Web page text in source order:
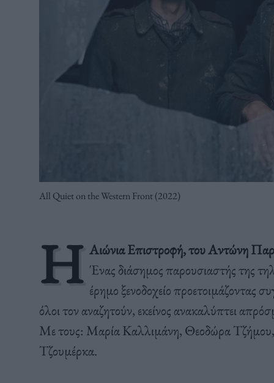
All Quiet on the Western Front (2022)
Η Αιώνια Επιστροφή, του Αντώνη
Ένας διάσημος παρουσιαστής της
έρημο ξενοδοχείο προετοιμάζοντας
όλοι τον αναζητούν, εκείνος ανακαλύπτει
Με τους: Μαρία Καλλιμάνη, Θεοδώρα
Τζουμέρκα.